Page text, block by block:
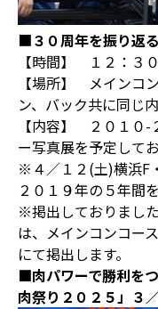
■３０周年を振り返
【時間】 １２：３
【場所】 メインコ
ン、バック共に同じ
【内容】 ２０１０-
ー写真展を予定してお
※４／１２(土)横浜F
２０１９年の５年間
※掲出しておりまし
は、メインコンコー
にて掲出します。
■肉パワーで勝利を
肉祭り２０２５」３